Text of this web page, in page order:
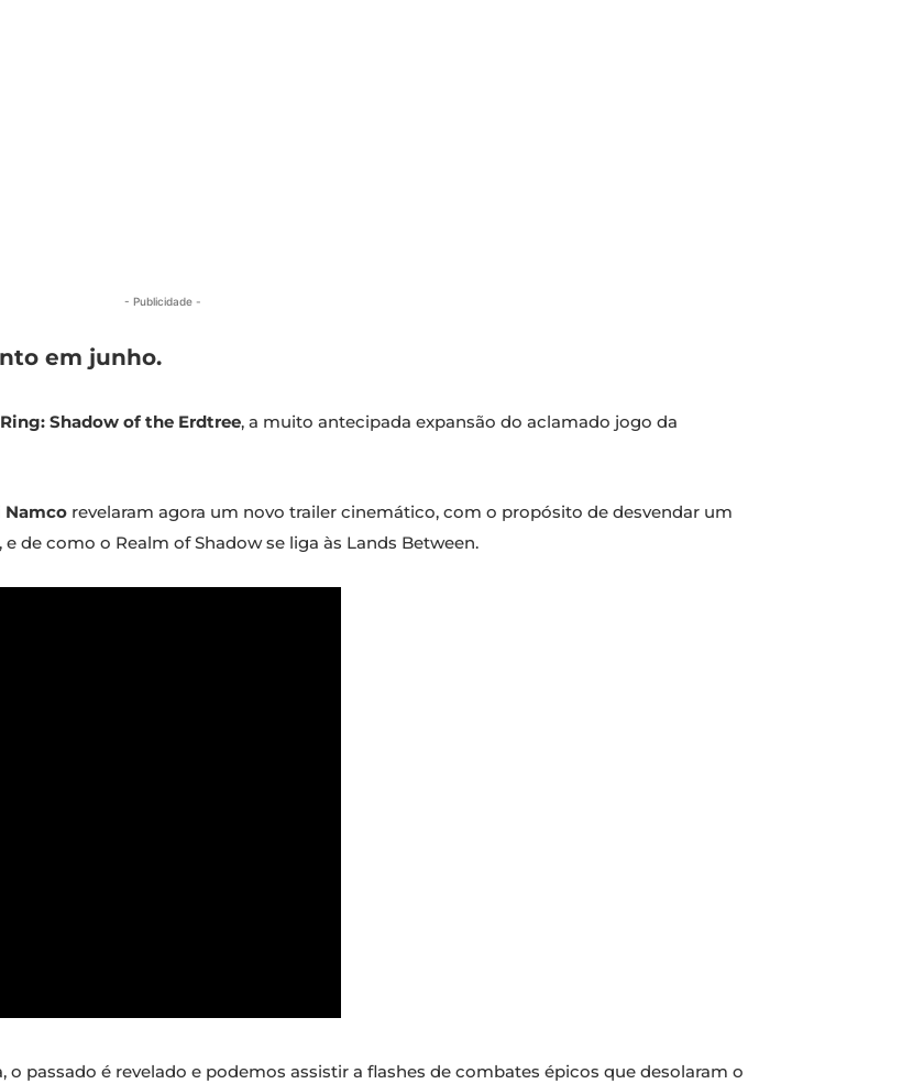
- Publicidade -
em junho.
Shadow of the Erdtree, a muito antecipada expansão do aclamado jogo da
Namco revelaram agora um novo trailer cinemático, com o propósito de desvendar um
de como o Realm of Shadow se liga às Lands Between.
passado é revelado e podemos assistir a flashes de combates épicos que desolaram o